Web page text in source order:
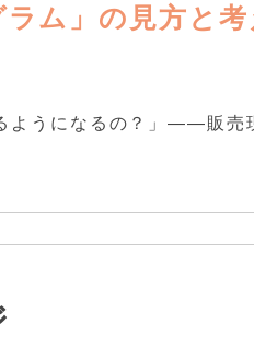
ム」の見方と考
ようになるの？」——販売